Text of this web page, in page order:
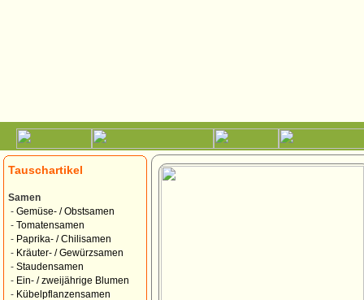
Tauschartikel
Samen
- Gemüse- / Obstsamen
- Tomatensamen
- Paprika- / Chilisamen
- Kräuter- / Gewürzsamen
- Staudensamen
- Ein- / zweijährige Blumen
- Kübelpflanzensamen